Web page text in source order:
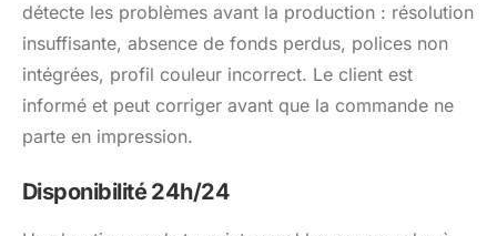
détecte les problèmes avant la production : résolution
insuffisante, absence de fonds perdus, polices non
intégrées, profil couleur incorrect. Le client est
informé et peut corriger avant que la commande ne
parte en impression.
Disponibilité 24h/24